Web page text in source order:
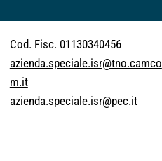
Cod. Fisc. 01130340456
azienda.speciale.isr@tno.camco
m.it
azienda.speciale.isr@pec.it